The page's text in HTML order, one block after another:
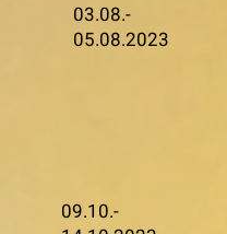
03.08.-
05.08.2023
09.10.-